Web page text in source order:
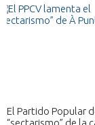
El Partido Popular
“sectarismo” de la